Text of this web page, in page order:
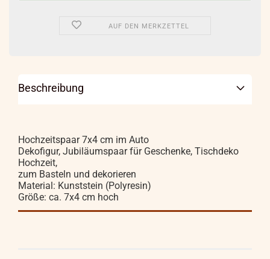
AUF DEN MERKZETTEL
Beschreibung
Hochzeitspaar 7x4 cm im Auto
Dekofigur, Jubiläumspaar für Geschenke, Tischdeko
Hochzeit,
zum Basteln und dekorieren
Material: Kunststein (Polyresin)
Größe: ca. 7x4 cm hoch